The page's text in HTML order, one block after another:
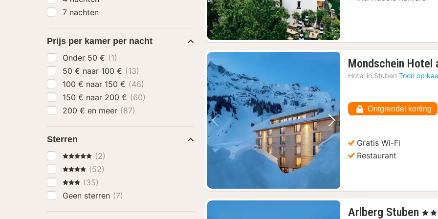
Vorige foto Volgende foto
Mondschein Hotel
Hotel in Stuben Toon op
Ontgrendel korting
Gratis Wi-Fi
Restaurant
Arlberg Stuben 1
, 3
7 nachten
Prijs per kamer per nacht
Onder 50 € (1)
50 € naar 100 € (13)
100 € naar 150 € (46)
150 € naar 200 € (60)
200 € en meer (87)
Sterren
5 Sterren(2)
4 Sterren(52)
3 Sterren
(35)
Geen sterren (7)